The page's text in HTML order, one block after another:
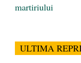
martiriului
ULTIMA